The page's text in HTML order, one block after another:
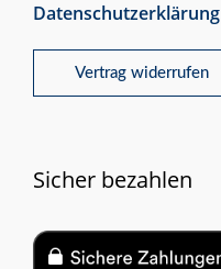
Datenschutzerklärung
Vertrag widerrufen
Sicher bezahlen